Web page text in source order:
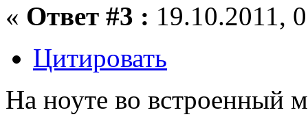
« Ответ #3 : 19.10.2011,
Цитировать
На ноуте во встроенный